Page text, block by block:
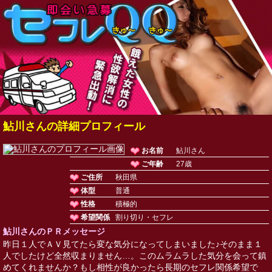
鮎川さんの詳細プロフィール
お名前
鮎川さん
ご年齢
27歳
ご住所
秋田県
体型
普通
性格
積極的
希望関係
割り切り・セフレ
鮎川さんのＰＲメッセージ
昨日１人でＡＶ見てたら変な気分になってしまいました♪そのまま１
人でしたけど全然収まりません…。このムラムラした気分を会って鎮
めてくれませんか？もし相性が良かったら長期のセフレ関係希望で